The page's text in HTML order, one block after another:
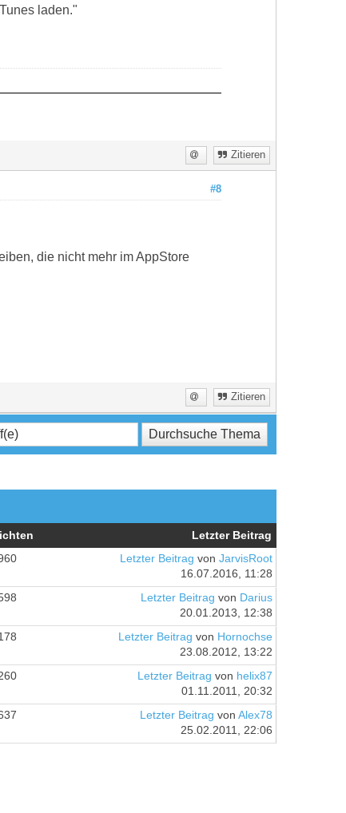
laden."
Zitieren
#8
die nicht mehr im AppStore
Zitieren
Letzter Beitrag
Letzter Beitrag von JarvisRoot
16.07.2016, 11:28
Letzter Beitrag von Darius
20.01.2013, 12:38
Letzter Beitrag von Hornochse
23.08.2012, 13:22
Letzter Beitrag von helix87
01.11.2011, 20:32
Letzter Beitrag von Alex78
25.02.2011, 22:06